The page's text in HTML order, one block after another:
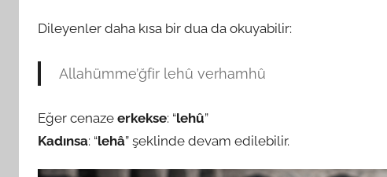
Dileyenler daha kısa bir dua da okuyabilir:
Allahümme’ğfir lehû verhamhû
Eğer cenaze erkekse: “lehû”
Kadınsa: “lehâ” şeklinde devam edilebilir.